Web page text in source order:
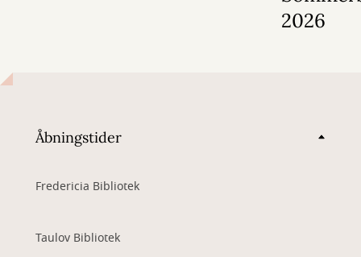
2026
Åbningstider
Fredericia Bibliotek
Taulov Bibliotek